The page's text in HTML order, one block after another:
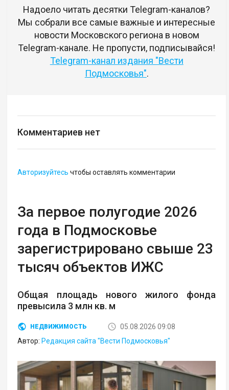
Надоело читать десятки Telegram-каналов?
Мы собрали все самые важные и интересные
новости Московского региона в новом
Telegram-канале. Не пропусти, подписывайся!
Telegram-канал издания "Вести
Подмосковья".
Комментариев нет
Авторизуйтесь чтобы оставлять комментарии
За первое полугодие 2026
года в Подмосковье
зарегистрировано свыше 23
тысяч объектов ИЖС
Общая площадь нового жилого фонда
превысила 3 млн кв. м
НЕДВИЖИМОСТЬ
05.08.2026 09:08
Автор: Редакция сайта "Вести Подмосковья"